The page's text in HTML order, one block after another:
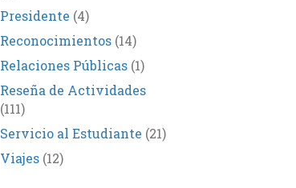
Presidente (4)
Reconocimientos(14)
Relaciones Públicas(1)
Reseña de Actividades
(111)
Servicio al Estudiante (21)
Viajes(12)